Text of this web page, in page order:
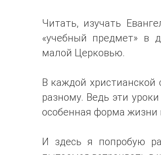
Читать, изучать
«учебный предмет» в
малой Церковью.
В каждой христианской
разному. Ведь эти
особенная форма жизни
И здесь я попробую